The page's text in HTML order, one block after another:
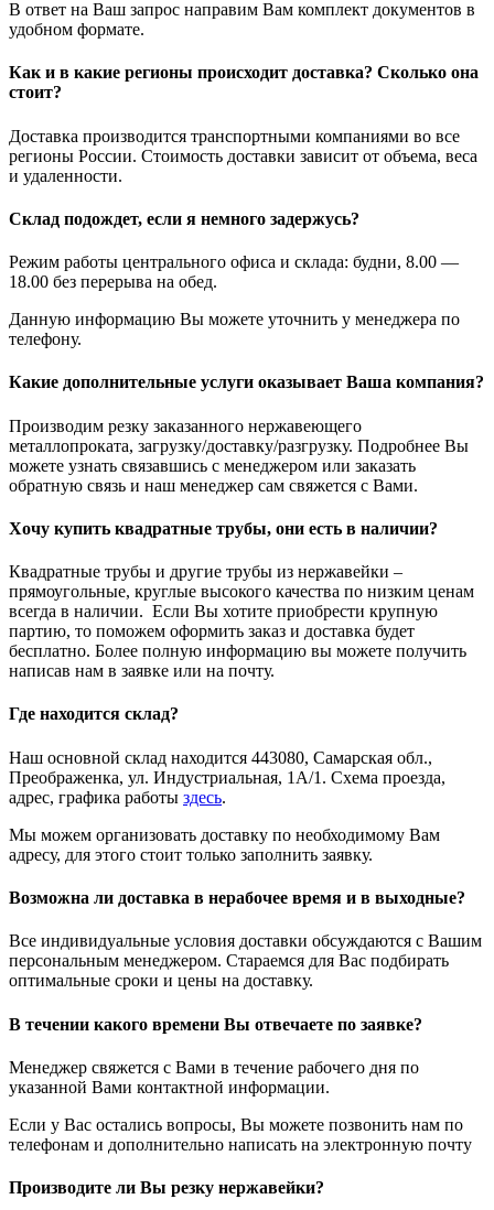
В ответ на Ваш запрос направим Вам комплект документов в
удобном формате.
Как и в какие регионы происходит доставка? Сколько она
стоит?
Доставка производится транспортными компаниями во все
регионы России. Стоимость доставки зависит от объема, веса
и удаленности.
Склад подождет, если я немного задержусь?
Режим работы центрального офиса и склада: будни, 8.00 —
18.00 без перерыва на обед.
Данную информацию Вы можете уточнить у менеджера по
телефону.
Какие дополнительные услуги оказывает Ваша компания?
Производим резку заказанного нержавеющего
металлопроката, загрузку/доставку/разгрузку. Подробнее Вы
можете узнать связавшись с менеджером или заказать
обратную связь и наш менеджер сам свяжется с Вами.
Хочу купить квадратные трубы, они есть в наличии?
Квадратные трубы и другие трубы из нержавейки –
прямоугольные, круглые высокого качества по низким ценам
всегда в наличии. Если Вы хотите приобрести крупную
партию, то поможем оформить заказ и доставка будет
бесплатно. Более полную информацию вы можете получить
написав нам в заявке или на почту.
Где находится склад?
Наш основной склад находится 443080, Самарская обл.,
Преображенка, ул. Индустриальная, 1А/1. Схема проезда,
адрес, графика работы здесь.
Мы можем организовать доставку по необходимому Вам
адресу, для этого стоит только заполнить заявку.
Возможна ли доставка в нерабочее время и в выходные?
Все индивидуальные условия доставки обсуждаются с Вашим
персональным менеджером. Стараемся для Вас подбирать
оптимальные сроки и цены на доставку.
В течении какого времени Вы отвечаете по заявке?
Менеджер свяжется с Вами в течение рабочего дня по
указанной Вами контактной информации.
Если у Вас остались вопросы, Вы можете позвонить нам по
телефонам и дополнительно написать на электронную почту
Производите ли Вы резку нержавейки?